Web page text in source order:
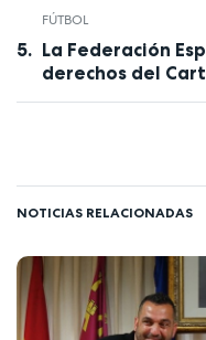
FÚTBOL
La Federación
derechos del
NOTICIAS RELACIONADAS